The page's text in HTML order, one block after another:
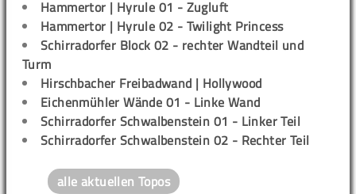
Hammertor | Hyrule 01 - Zugluft
Hammertor | Hyrule 02 - Twilight Princess
Schirradorfer Block 02 - rechter Wandteil und
Turm
Hirschbacher Freibadwand | Hollywood
Eichenmühler Wände 01 - Linke Wand
Schirradorfer Schwalbenstein 01 - Linker Teil
Schirradorfer Schwalbenstein 02 - Rechter Teil
alle aktuellen Topos